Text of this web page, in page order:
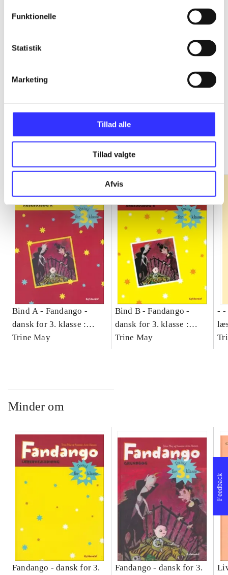
Funktionelle
Statistik
Marketing
Tillad alle
Tillad valgte
Afvis
Fandango - dansk for 3. klasse
Bind A - Fandango -
dansk for 3. klasse :
grundbog -- Arbejdsbog.
Trine May
Bind B -Fandango -
dansk for 3. klasse :
grundbog -- Arbejdsbog.
Trine May
- -
-
Minder om
Fandango - dansk for 3.
Fandango - dansk for 3.
Feedback